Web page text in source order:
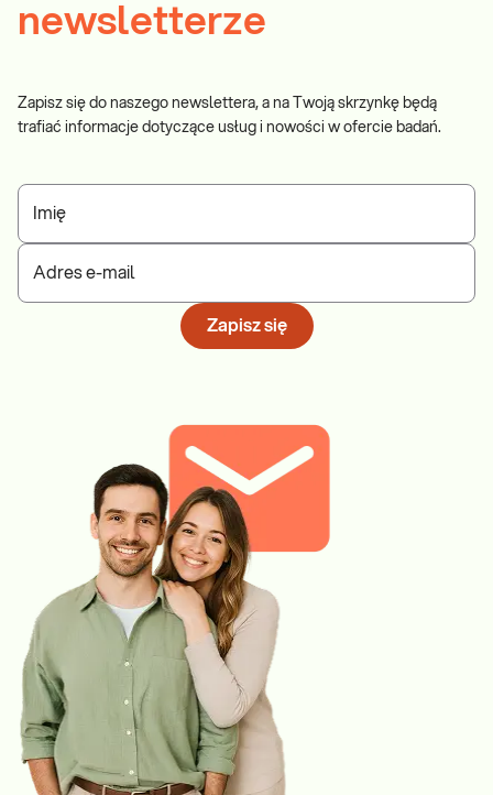
newsletterze
Zapisz się do naszego newslettera, a na Twoją skrzynkę będą
trafiać informacje dotyczące usług i nowości w ofercie badań.
Imię
Adres e-mail
Zapisz się